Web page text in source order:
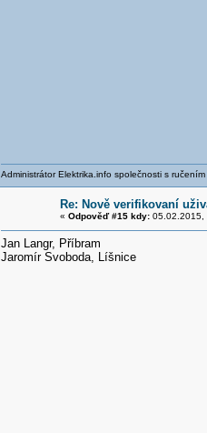
Administrátor Elektrika.info společnosti s
Re: Nově verifikovaní
« Odpověď #15 kdy:05.02.2015,
Jan Langr, Příbram
Jaromír Svoboda, Líšnice